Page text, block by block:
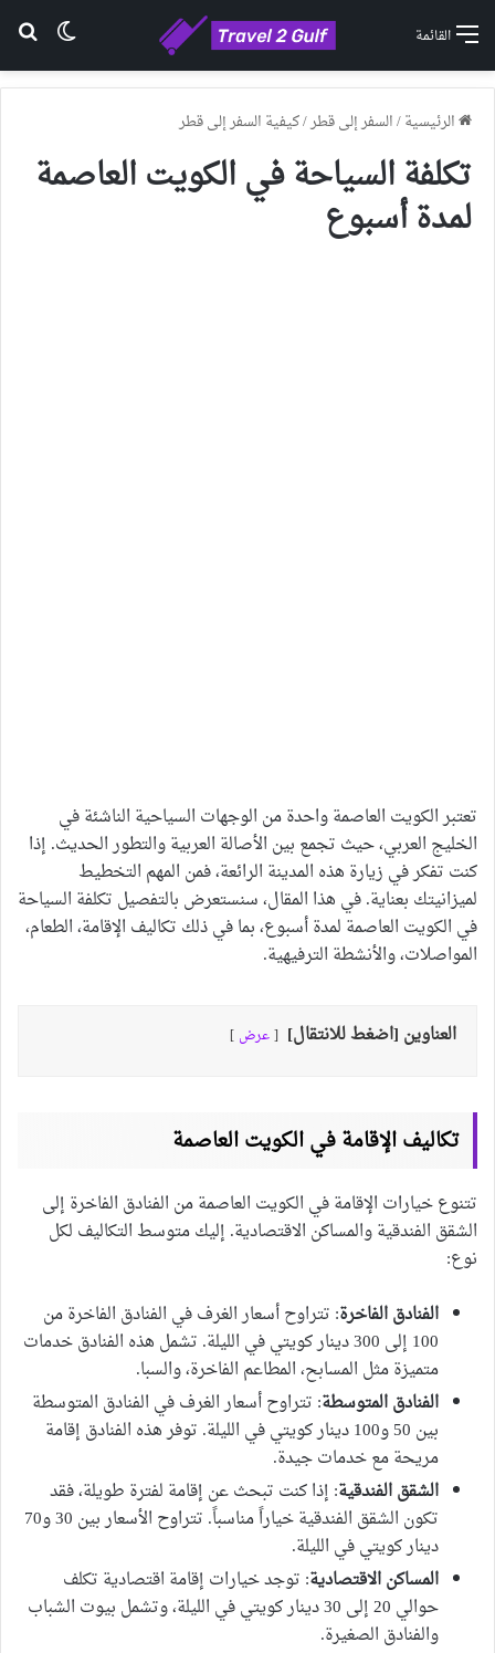
القائمة
الرئيسية/السفر إلى قطر/كيفية السفر إلى قطر
تكلفة السياحة في الكويت العاصمة
لمدة أسبوع
تعتبر الكويت العاصمة واحدة من الوجهات السياحية الناشئة في
الخليج العربي، حيث تجمع بين الأصالة العربية والتطور الحديث. إذا
كنت تفكر في زيارة هذه المدينة الرائعة، فمن المهم التخطيط
لميزانيتك بعناية. في هذا المقال، سنستعرض بالتفصيل تكلفة السياحة
في الكويت العاصمة لمدة أسبوع، بما في ذلك تكاليف الإقامة، الطعام،
المواصلات، والأنشطة الترفيهية.
العناوين [اضغط للانتقال] عرض
تكاليف الإقامة في الكويت العاصمة
تتنوع خيارات الإقامة في الكويت العاصمة من الفنادق الفاخرة إلى
الشقق الفندقية والمساكن الاقتصادية. إليك متوسط التكاليف لكل
نوع:
الفنادق الفاخرة: تتراوح أسعار الغرف في الفنادق الفاخرة من
100 إلى 300 دينار كويتي في الليلة. تشمل هذه الفنادق خدمات
متميزة مثل المسابح، المطاعم الفاخرة، والسبا.
الفنادق المتوسطة: تتراوح أسعار الغرف في الفنادق المتوسطة
بين 50 و100 دينار كويتي في الليلة. توفر هذه الفنادق إقامة
مريحة مع خدمات جيدة.
الشقق الفندقية: إذا كنت تبحث عن إقامة لفترة طويلة، فقد
تكون الشقق الفندقية خياراً مناسباً. تتراوح الأسعار بين 30 و70
دينار كويتي في الليلة.
المساكن الاقتصادية: توجد خيارات إقامة اقتصادية تكلف
حوالي 20 إلى 30 دينار كويتي في الليلة، وتشمل بيوت الشباب
والفنادق الصغيرة.